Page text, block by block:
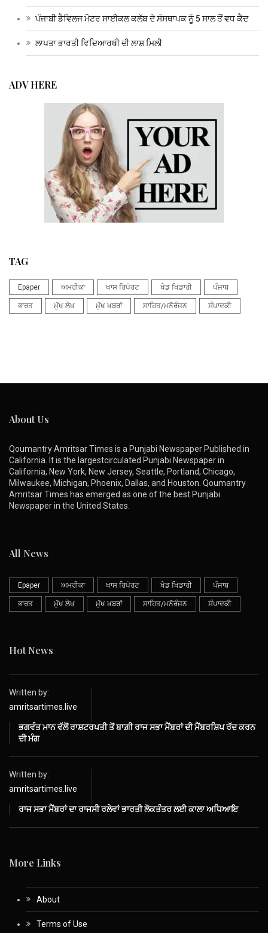
ਪੰਜਾਬੀ ਡੈਵਿਲਜ ਮੋਟਰ ਸਾਈਕਲ ਕਲੱਬ ਦੇ ਸੰਸਥਾਪਕ ਨੂੰ 5 ਸਾਲ ਤੋਂ ਵਧ ਕੈਦ
ਲਾਪਤਾ ਭਾਰਤੀ ਵਿਦਿਆਰਥੀ ਦੀ ਲਾਸ਼ ਮਿਲੀ
ADV HERE
TAG
Epaper ਅਮਰੀਕਾ ਖਾਸ ਰਿਪੋਰਟ ਖੇਡ ਖਿਡਾਰੀ ਪੰਜਾਬ
ਭਾਰਤ ਮੁੱਖ ਲੇਖ ਮੁੱਖ ਖ਼ਬਰਾਂ ਸਾਹਿਤ/ਮਨੋਰੰਜਨ ਸੰਪਾਦਕੀ
About Us
Qoumantry Amritsar Times is a Punjabi Newspaper Published in
California. It is the largestcirculated Punjabi Newspaper in
California, New York, New Jersey, Seattle, Portland, Chicago,
Milwaukee, Michigan, Phoenix, Dallas, and Houston. Qoumantry
Amritsar Times has emerged as one of the best Punjabi
Newspaper in the United States.
All News
Epaper ਅਮਰੀਕਾ ਖਾਸ ਰਿਪੋਰਟ ਖੇਡ ਖਿਡਾਰੀ ਪੰਜਾਬ
ਭਾਰਤ ਮੁੱਖ ਲੇਖ ਮੁੱਖ ਖ਼ਬਰਾਂ ਸਾਹਿਤ/ਮਨੋਰੰਜਨ ਸੰਪਾਦਕੀ
Hot News
Written by:
amritsartimes.live
ਭਗਵੰਤ ਮਾਨ ਵੱਲੋਂ ਰਾਸ਼ਟਰਪਤੀ ਤੋਂ ਬਾਗ਼ੀ ਰਾਜ ਸਭਾ ਮੈਂਬਰਾਂ ਦੀ ਮੈਂਬਰਸ਼ਿਪ ਰੱਦ ਕਰਨ
ਦੀ ਮੰਗ
Written by:
amritsartimes.live
ਰਾਜ ਸਭਾ ਮੈਂਬਰਾਂ ਦਾ ਰਾਜਸੀ ਰਲੇਵਾਂ ਭਾਰਤੀ ਲੋਕਤੰਤਰ ਲਈ ਕਾਲਾ ਅਧਿਆਇ
More Links
About
Terms of Use